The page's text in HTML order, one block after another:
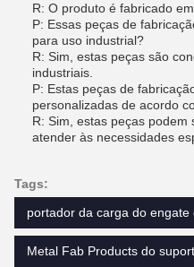
R: O produto é fabricado
P: Essas peças de
para uso industrial?
R: Sim, estas peças são
industriais.
P: Estas peças de
personalizadas de acordo
R: Sim, estas peças podem
atender às necessidades
Tags:
portador da carga do engate
Metal Fab Products do